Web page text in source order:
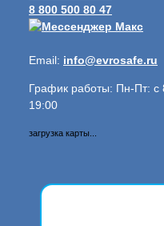
8 800 500 80 47
Email: info@evrosafe.ru
График работы: Пн-Пт:
19:00
загрузка карты...